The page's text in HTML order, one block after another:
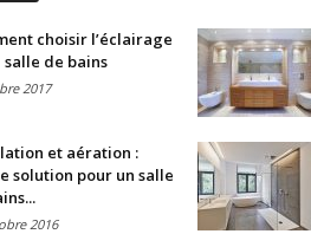
choisir l’éclairage
salle de bains
2017
et aération :
solution pour un salle
2016